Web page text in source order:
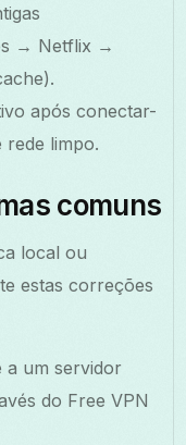
→ Netflix →
após conectar-
rede limpo.
comuns
local ou
estas correções
a um servidor
do Free VPN